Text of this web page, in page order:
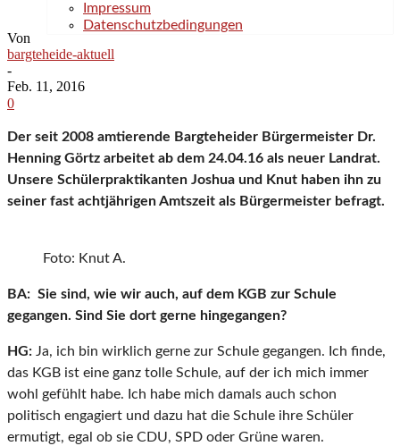
Impressum
Datenschutzbedingungen
Von
bargteheide-aktuell
-
Feb. 11, 2016
0
Der seit 2008 amtierende Bargteheider Bürgermeister Dr.
Henning Görtz arbeitet ab dem 24.04.16 als neuer Landrat.
Unsere Schülerpraktikanten Joshua und Knut haben ihn zu
seiner fast achtjährigen Amtszeit als Bürgermeister befragt.
Foto: Knut A.
BA: Sie sind, wie wir auch, auf dem KGB zur Schule
gegangen. Sind Sie dort gerne hingegangen?
HG: Ja, ich bin wirklich gerne zur Schule gegangen. Ich finde,
das KGB ist eine ganz tolle Schule, auf der ich mich immer
wohl gefühlt habe. Ich habe mich damals auch schon
politisch engagiert und dazu hat die Schule ihre Schüler
ermutigt, egal ob sie CDU, SPD oder Grüne waren.